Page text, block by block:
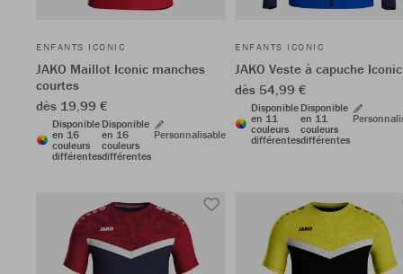
ENFANTS ICONIC
JAKO Maillot Iconic manches
courtes
dès 19,99 €
Disponible
en 16
couleurs
différentes
Disponible
en 16
couleurs
différentes
Personnalisable
ENFANTS ICONIC
JAKO Veste à capuche Iconic
dès 54,99 €
Disponible
en 11
couleurs
différentes
Disponible
en 11
couleurs
différentes